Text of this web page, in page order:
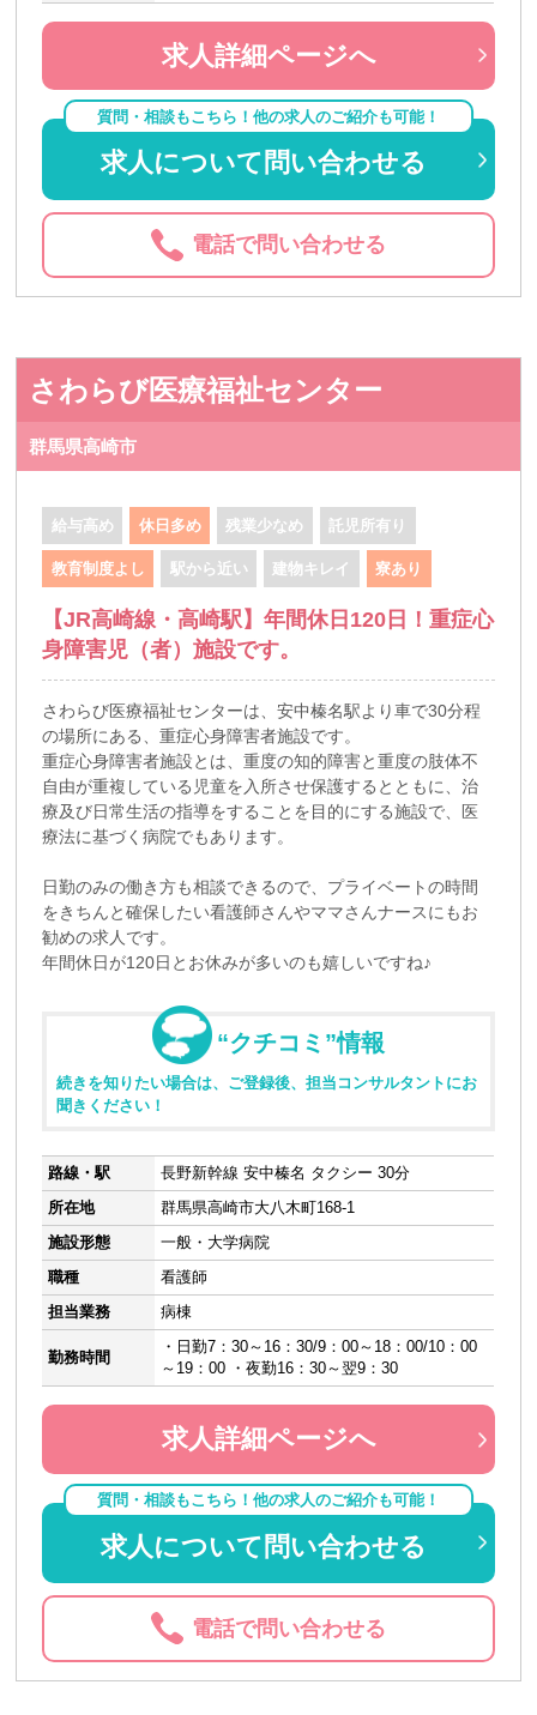
求人詳細ページへ
質問・相談もこちら！他の求人のご紹介も可能！
求人について問い合わせる
電話で問い合わせる
さわらび医療福祉センター
群馬県高崎市
給与高め 休日多め 残業少なめ 託児所有り
教育制度よし 駅から近い 建物キレイ 寮あり
【JR高崎線・高崎駅】年間休日120日！重症心
身障害児（者）施設です。
さわらび医療福祉センターは、安中榛名駅より車で30分程
の場所にある、重症心身障害者施設です。
重症心身障害者施設とは、重度の知的障害と重度の肢体不
自由が重複している児童を入所させ保護するとともに、治
療及び日常生活の指導をすることを目的にする施設で、医
療法に基づく病院でもあります。
日勤のみの働き方も相談できるので、プライベートの時間
をきちんと確保したい看護師さんやママさんナースにもお
勧めの求人です。
年間休日が120日とお休みが多いのも嬉しいですね♪
“クチコミ”情報
続きを知りたい場合は、ご登録後、担当コンサルタントにお
聞きください！
路線・駅
長野新幹線 安中榛名 タクシー 30分
所在地
群馬県高崎市大八木町168-1
施設形態
一般・大学病院
職種
看護師
担当業務
病棟
勤務時間
・日勤7：30～16：30/9：00～18：00/10：00
～19：00 ・夜勤16：30～翌9：30
求人詳細ページへ
質問・相談もこちら！他の求人のご紹介も可能！
求人について問い合わせる
電話で問い合わせる